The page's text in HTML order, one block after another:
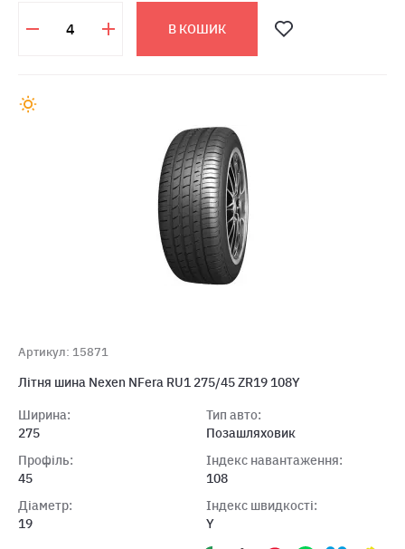
В КОШИК
Артикул: 15871
Літня шина Nexen NFera RU1 275/45 ZR19 108Y
Ширина:
275
Профіль:
45
Діаметр:
19
Тип авто:
Позашляховик
Індекс навантаження:
108
Індекс швидкості:
Y